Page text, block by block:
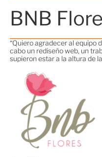
BNB
“Quiero agradecer al equipo
cabo un rediseño web, un
supieron estar a la altura de